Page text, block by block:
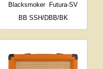
Blacksmoker Futura-SV
BB SSH/DBB/BK